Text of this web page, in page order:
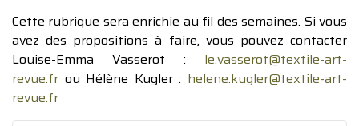
Cette rubrique sera enrichie au fil des semaines. Si vous
avez des propositions à faire, vous pouvez contacter
Louise-Emma Vasserot : le.vasserot@textile-art-
revue.fr ou Hélène Kugler : helene.kugler@textile-art-
revue.fr